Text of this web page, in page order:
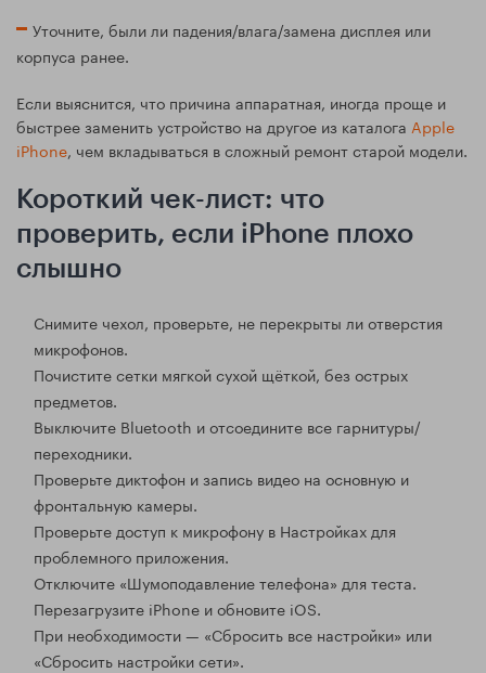
Уточните, были ли падения/влага/замена дисплея или
корпуса ранее.
Если выяснится, что причина аппаратная, иногда проще и
быстрее заменить устройство на другое из каталога Apple
iPhone, чем вкладываться в сложный ремонт старой модели.
Короткий чек-лист: что
проверить, если iPhone плохо
слышно
Снимите чехол, проверьте, не перекрыты ли отверстия
микрофонов.
Почистите сетки мягкой сухой щёткой, без острых
предметов.
Выключите Bluetooth и отсоедините все гарнитуры/
переходники.
Проверьте диктофон и запись видео на основную и
фронтальную камеры.
Проверьте доступ к микрофону в Настройках для
проблемного приложения.
Отключите «Шумоподавление телефона» для теста.
Перезагрузите iPhone и обновите iOS.
При необходимости — «Сбросить все настройки» или
«Сбросить настройки сети».